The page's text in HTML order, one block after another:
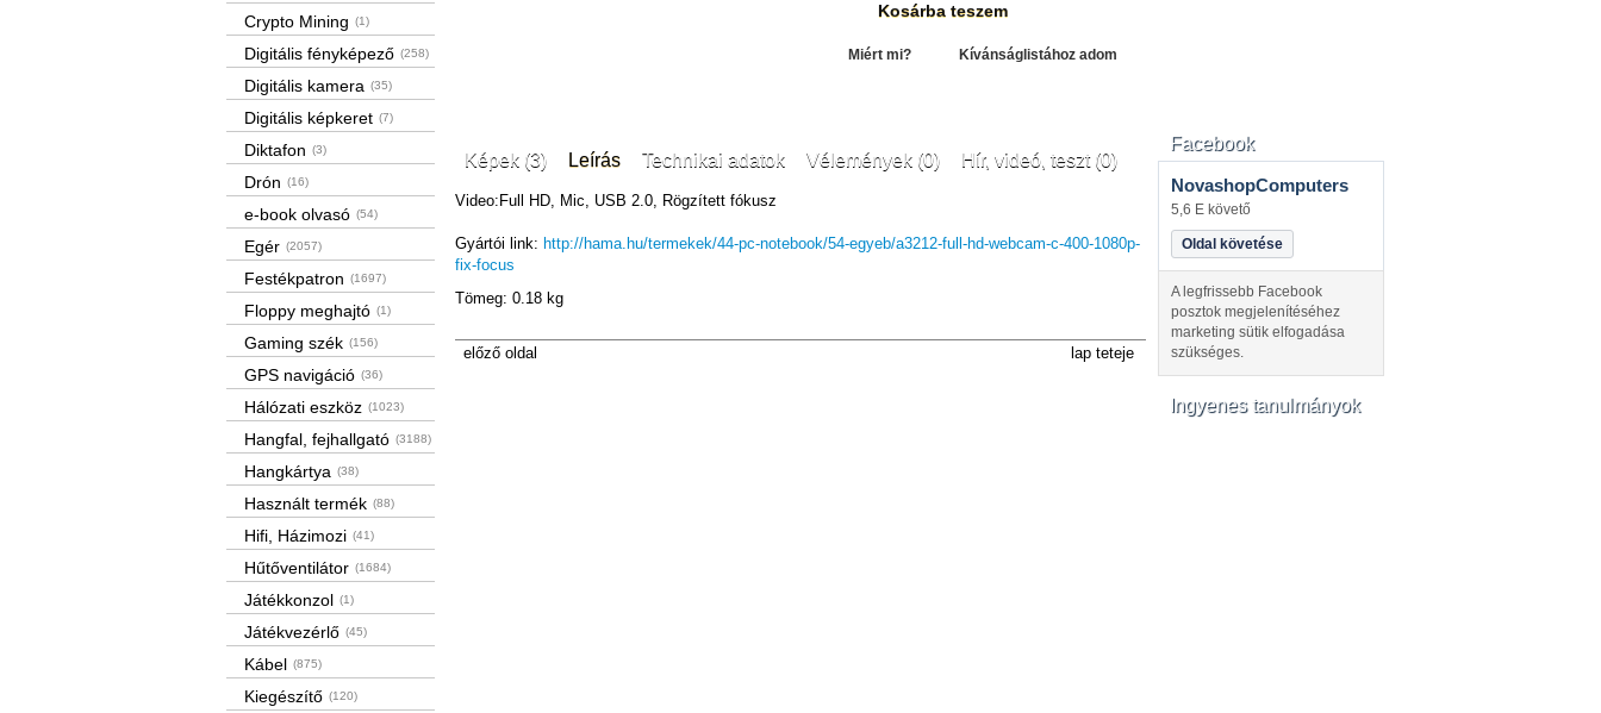
Crypto Mining (1)
Digitális fényképező (258)
Digitális kamera (35)
Digitális képkeret (7)
Diktafon (3)
Drón (16)
e-book olvasó (54)
Egér (2057)
Festékpatron (1697)
Floppy meghajtó (1)
Gaming szék (156)
GPS navigáció (36)
Hálózati eszköz (1023)
Hangfal, fejhallgató (3188)
Hangkártya (38)
Használt termék (88)
Hifi, Házimozi (41)
Hűtőventilátor (1684)
Játékkonzol (1)
Játékvezérlő (45)
Kábel (875)
Kiegészítő (120)
Kosárba teszem
Miért mi? Kívánságlistához adom
Képek (3) Leírás Technikai adatok Vélemények (0) Hír, videó, teszt (0)
Video:Full HD, Mic, USB 2.0, Rögzített fókusz
Gyártói link: http://hama.hu/termekek/44-pc-notebook/54-egyeb/a3212-full-hd-webcam-c-400-1080p-
fix-focus
Tömeg: 0.18 kg
előző oldal lap teteje
Facebook
NovashopComputers
5,6 E követő
Oldal követése
A legfrissebb Facebook
posztok megjelenítéséhez
marketing sütik elfogadása
szükséges.
Ingyenes tanulmányok